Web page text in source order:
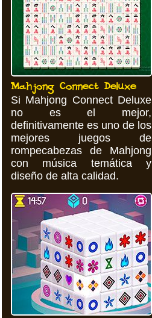
Mahjong Connect Deluxe
Si Mahjong Connect Deluxe
no es el mejor,
definitivamente es uno de los
mejores juegos de
rompecabezas de Mahjong
con música temática y
diseño de alta calidad.